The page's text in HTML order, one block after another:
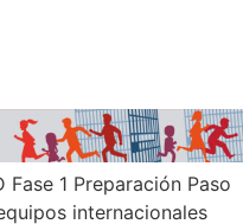
Fase 1 Preparación Paso
internacionales